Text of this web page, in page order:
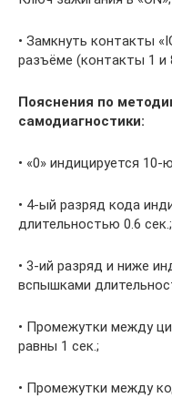
• Замкнуть контакты
разъёме (контакты 1 и
Пояснения по
самодиагностики:
• «0» индицируется
• 4-ый разряд кода
длительностью 0.6 сек.;
• 3-ий разряд и ниже
вспышками
• Промежутки между
равны 1 сек.;
• Промежутки между